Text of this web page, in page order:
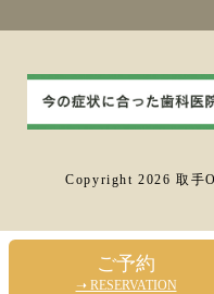
Copyright 2026 取手
ご予約
➝ RESERVATION